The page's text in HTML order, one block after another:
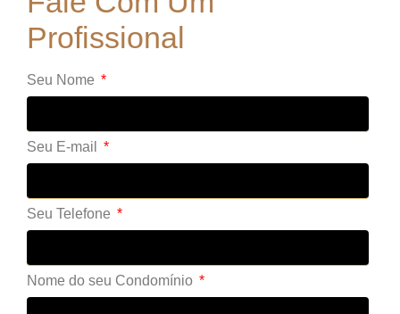
Profissional
Seu Nome
Seu E-mail
Seu Telefone
Nome do seu Condomínio